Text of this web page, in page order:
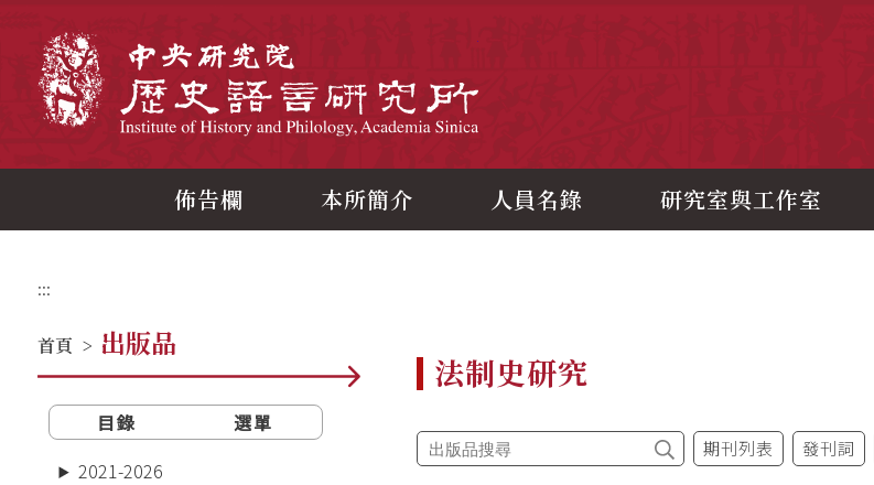
佈告欄 本所簡介 人員名錄 研究室與工作室
:::
首頁 > 出版品
目錄
選單
2021-2026
法制史研究
期刊列表 發刊詞